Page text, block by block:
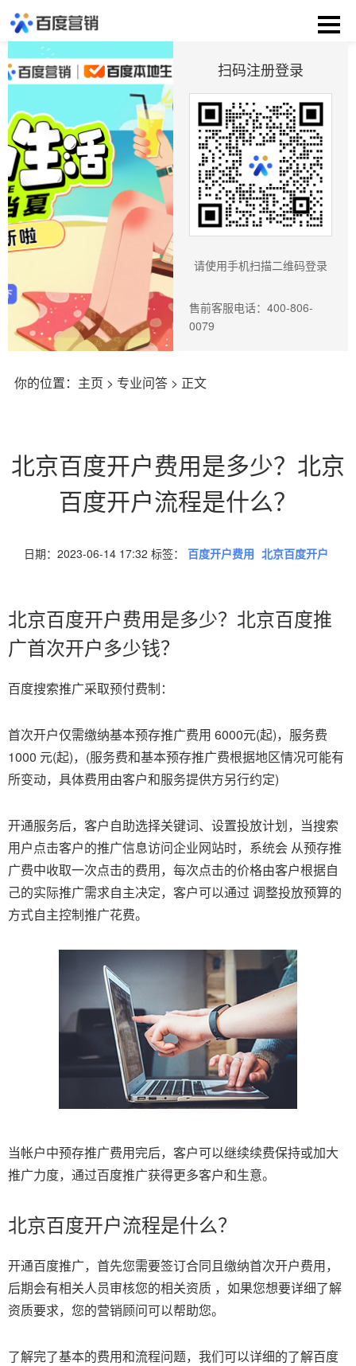
扫码注册登录
请使用手机扫描二维码登录
售前客服电话：400-806-
0079
你的位置： 主页 > 专业问答> 正文
北京百度开户费用是多少？北京
百度开户流程是什么？
日期：2023-06-14 17:32 标签： 百度开户费用 北京百度开户
北京百度开户费用是多少？北京百度推
广首次开户多少钱？
百度搜索推广采取预付费制：
首次开户仅需缴纳基本预存推广费用 6000元(起)，服务费
1000 元(起)，(服务费和基本预存推广费根据地区情况可能有
所变动，具体费用由客户和服务提供方另行约定)
开通服务后，客户自助选择关键词、设置投放计划，当搜索
用户点击客户的推广信息访问企业网站时，系统会 从预存推
广费中收取一次点击的费用，每次点击的价格由客户根据自
己的实际推广需求自主决定，客户可以通过 调整投放预算的
方式自主控制推广花费。
当帐户中预存推广费用完后，客户可以继续续费保持或加大
推广力度，通过百度推广获得更多客户和生意。
北京百度开户流程是什么？
开通百度推广，首先您需要签订合同‍且缴纳首次开户费用‍，
后期会有相关人员审核您的相关资质 ，如果您想要详细了解
资质要求，您的营销顾问可以帮助您。
了解完了基本的费用和流程问题，我们可以详细的了解百度